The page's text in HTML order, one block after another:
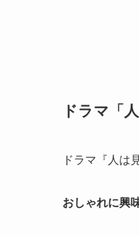
ドラマ「
ドラマ『人は
おしゃれに興